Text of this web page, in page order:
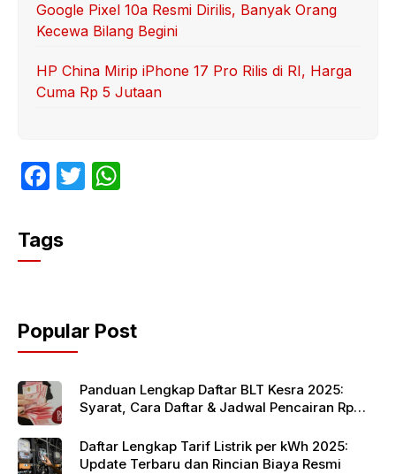
Google Pixel 10a Resmi Dirilis, Banyak Orang
Kecewa Bilang Begini
HP China Mirip iPhone 17 Pro Rilis di RI, Harga
Cuma Rp 5 Jutaan
F
c
e
o
o
k
T
p
p
Tags
Popular Post
Panduan Lengkap Daftar BLT Kesra 2025:
Syarat, Cara Daftar & Jadwal Pencairan Rp
Daftar Lengkap Tarif Listrik per kWh 2025:
Update Terbaru dan Rincian Biaya Resmi